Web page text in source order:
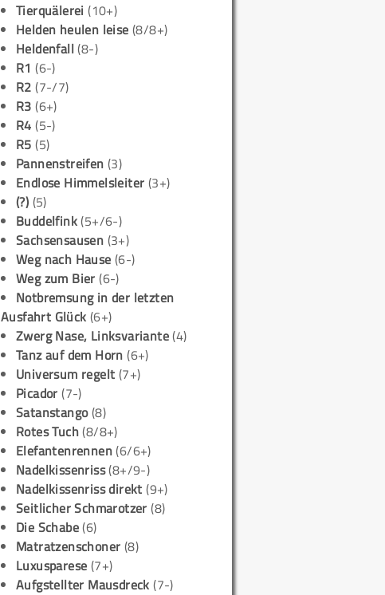
Tierquälerei (10+)
Helden heulen leise(8/8+)
Heldenfall(8-)
R1 (6-)
R2 (7-/7)
R3 (6+)
R4 (5-)
R5 (5)
Pannenstreifen (3)
Endlose Himmelsleiter (3+)
(?) (5)
Buddelfink(5+/6-)
Sachsensausen (3+)
Weg nach Hause (6-)
Weg zum Bier (6-)
Notbremsung in der letzten
Ausfahrt Glück (6+)
Zwerg Nase, Linksvariante(4)
Tanz auf dem Horn (6+)
Universum regelt (7+)
Picador (7-)
Satanstango(8)
Rotes Tuch(8/8+)
Elefantenrennen(6/6+)
Nadelkissenriss(8+/9-)
Nadelkissenriss direkt (9+)
Seitlicher Schmarotzer (8)
Die Schabe(6)
Matratzenschoner (8)
Luxusparese (7+)
Aufgstellter Mausdreck (7-)